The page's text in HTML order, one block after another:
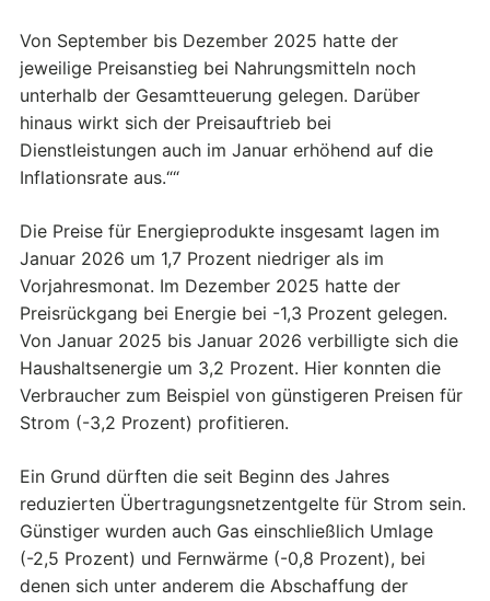
Von September bis Dezember 2025 hatte der
jeweilige Preisanstieg bei Nahrungsmitteln noch
unterhalb der Gesamtteuerung gelegen. Darüber
hinaus wirkt sich der Preisauftrieb bei
Dienstleistungen auch im Januar erhöhend auf die
Inflationsrate aus.““
Die Preise für Energieprodukte insgesamt lagen im
Januar 2026 um 1,7 Prozent niedriger als im
Vorjahresmonat. Im Dezember 2025 hatte der
Preisrückgang bei Energie bei -1,3 Prozent gelegen.
Von Januar 2025 bis Januar 2026 verbilligte sich die
Haushaltsenergie um 3,2 Prozent. Hier konnten die
Verbraucher zum Beispiel von günstigeren Preisen für
Strom (-3,2 Prozent) profitieren.
Ein Grund dürften die seit Beginn des Jahres
reduzierten Übertragungsnetzentgelte für Strom sein.
Günstiger wurden auch Gas einschließlich Umlage
(-2,5 Prozent) und Fernwärme (-0,8 Prozent), bei
denen sich unter anderem die Abschaffung der